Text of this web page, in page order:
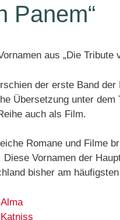
Panem“
der erste Band der
Übersetzung unter dem
auch als Film.
Romane und Filme
Diese Vornamen der
bisher am
Alma
Katniss